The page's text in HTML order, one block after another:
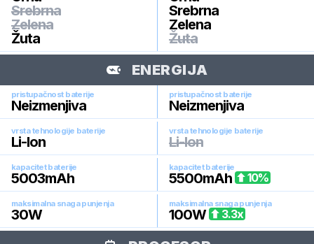
Srebrna
Zelena
Žuta
Srebrna
Zelena
Žuta
ENERGIJA
pristupačnost baterije
Neizmenjiva
pristupačnost baterije
Neizmenjiva
vrsta tehnologije baterije
Li-Ion
vrsta tehnologije baterije
Li-Ion
kapacitet baterije
5003mAh
kapacitet baterije
5500mAh 10%
maksimalna snaga punjenja
30W
maksimalna snaga punjenja
100W 3.3x